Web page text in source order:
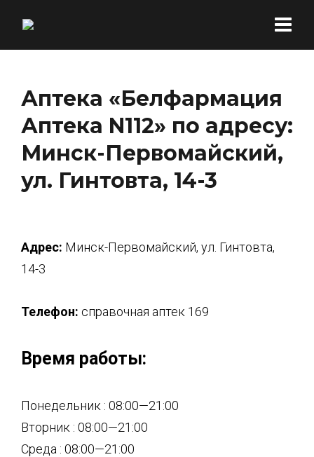
Аптека «Белфармация
Аптека N112» по адресу:
Минск-Первомайский,
ул. Гинтовта, 14-3
Адрес: Минск-Первомайский, ул. Гинтовта,
14-3
Телефон: справочная аптек 169
Время работы:
Понедельник : 08:00—21:00
Вторник : 08:00—21:00
Среда : 08:00—21:00